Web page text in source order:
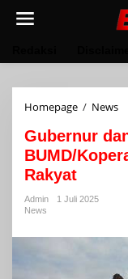
Homepage / News
Gubernur
BUMD/
Rakyat
Admin
1 Juli 2025
News